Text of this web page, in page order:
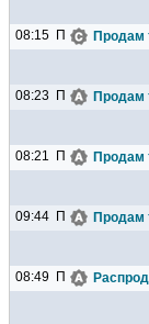
08:15 П Продам
08:23 П Продам
08:21 П Продам
09:44 П Продам
08:49 П